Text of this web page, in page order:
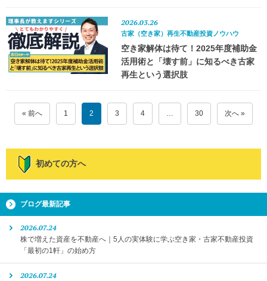
2026.03.26
古家（空き家）再生不動産投資ノウハウ
空き家解体は待て！2025年度補助金
活用術と「壊す前」に知るべき古家
再生という選択肢
« 前へ 1 2 3 4 … 30 次へ »
初めての方へ
ブログ最新記事
2026.07.24
株で増えた資産を不動産へ｜5人の実体験に学ぶ空き家・古家不動産投資
「最初の1軒」の始め方
2026.07.24